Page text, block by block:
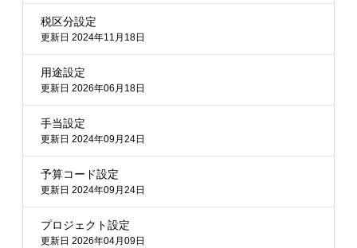
税区分設定
更新日 2024年11月18日
用途設定
更新日 2026年06月18日
手当設定
更新日 2024年09月24日
予算コード設定
更新日 2024年09月24日
プロジェクト設定
更新日 2026年04月09日